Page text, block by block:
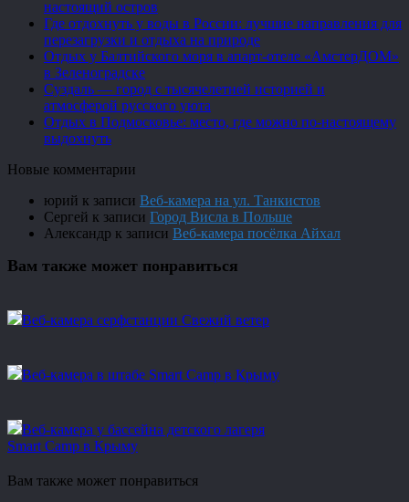
настоящий остров
Где отдохнуть у воды в России: лучшие направления для
перезагрузки и отдыха на природе
Отдых у Балтийского моря в апарт-отеле «АмстерДОМ»
в Зеленоградске
Суздаль — город с тысячелетней историей и
атмосферой русского уюта
Отдых в Подмосковье: место, где можно по-настоящему
выдохнуть
Новые комментарии
юрий к записи Веб-камера на ул. Танкистов
Сергей к записи Город Висла в Польше
Александр к записи Веб-камера посёлка Айхал
Вам также может понравиться
Веб-камера серфстанции Свежий ветер
Веб-камера в штабе Smart Camp в Крыму
Веб-камера у бассейна детского лагеря
Smart Camp в Крыму
Вам также может понравиться